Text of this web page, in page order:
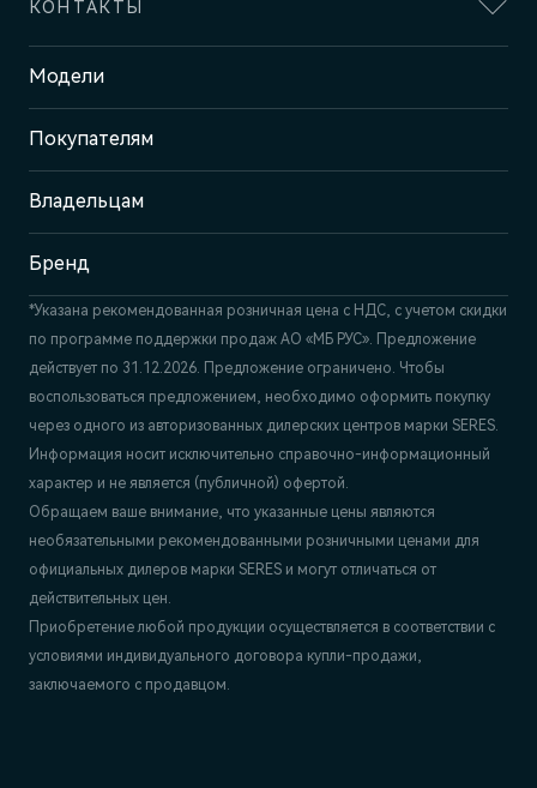
КОНТАКТЫ
Адрес
Пермь, ш. Космонавтов, 399 Б/1
Отдел продаж и сервиса
+7 (342) 250-23-25
Модели
Покупателям
Владельцам
Бренд
*Указана рекомендованная розничная цена c НДС, с учетом скидки
по программе поддержки продаж АО «МБ РУС». Предложение
действует по 31.12.2026. Предложение ограничено. Чтобы
воспользоваться предложением, необходимо оформить покупку
через одного из авторизованных дилерских центров марки SERES.
Информация носит исключительно справочно-информационный
характер и не является (публичной) офертой.
Обращаем ваше внимание, что указанные цены являются
необязательными рекомендованными розничными ценами для
официальных дилеров марки SERES и могут отличаться от
действительных цен.
Приобретение любой продукции осуществляется в соответствии с
условиями индивидуального договора купли-продажи,
заключаемого с продавцом.